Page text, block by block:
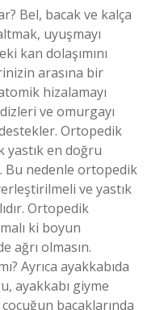
Bel, bacak ve kalça
uyuşmayı
kan dolaşımını
arasına bir
hizalamayı
ve omurgayı
Ortopedik
yastık en doğru
Bu nedenle ortopedik
ve yastık
Ortopedik
ki boyun
ağrı olmasın.
Ayrıca ayakkabıda
ayakkabı giyme
bacaklarında